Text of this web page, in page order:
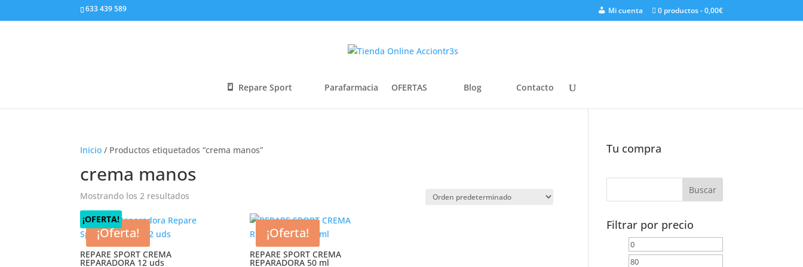
633 439 589 Mi cuenta 0 productos 0,00€
Repare Sport Parafarmacia OFERTAS Blog Contacto
Inicio / Productos etiquetados “crema manos”
crema manos
Mostrando los 2 resultados
¡Oferta!
¡OFERTA!
REPARE SPORT CREMA
REPARADORA 12 uds
¡Oferta!
REPARE SPORT CREMA
REPARADORA 50 ml
Tu compra
Filtrar por precio
Precio
mínimo